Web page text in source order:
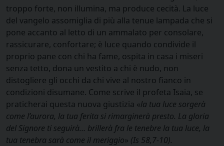
troppo forte, non illumina, ma produce cecità. La luce
del vangelo assomiglia di più alla tenue lampada che si
pone accanto al letto di un ammalato per consolare,
rassicurare, confortare; è luce quando condivide il
proprio pane con chi ha fame, ospita in casa i miseri
senza tetto, dona un vestito a chi è nudo, non
distogliere gli occhi da chi vive al nostro fianco in
condizioni disumane. Come scrive il profeta Isaia, se
praticherai questa nuova giustizia «la tua luce sorgerà
come l’aurora, la tua ferita si rimarginerà presto. La gloria
del Signore ti seguirà… brillerà fra le tenebre la tua luce, la
tua tenebra sarà come il meriggio» (Is 58,7-10).